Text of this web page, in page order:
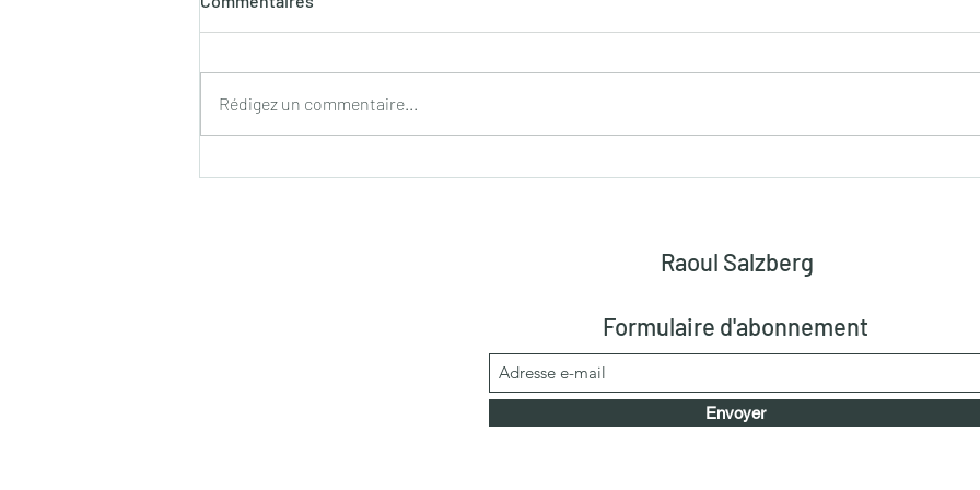
Rédigez un commentaire...
Raoul Salzberg
Formulaire d'abonnement
Envoyer